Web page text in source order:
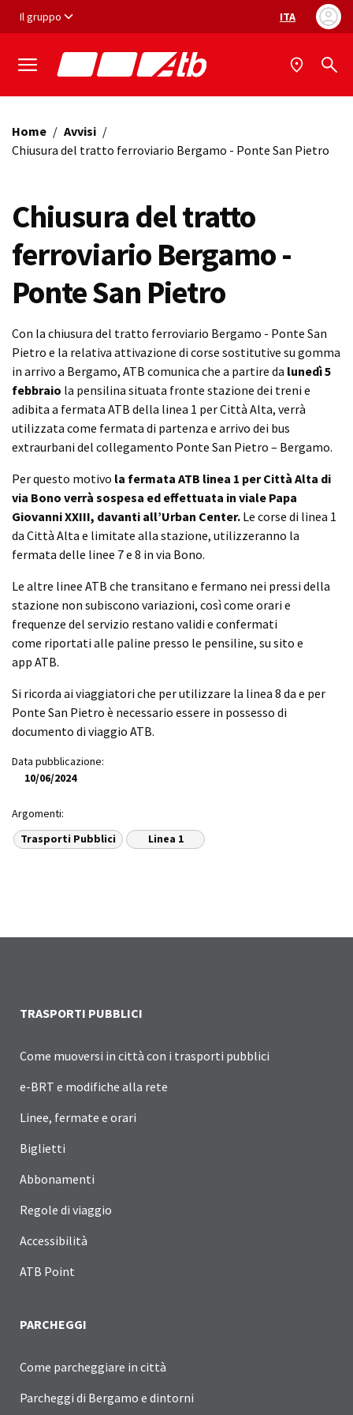
Vai ai contenuti
Vai al footer
Il gruppo Selezione
ITA
Home / Avvisi /
Chiusura del tratto ferroviario Bergamo - Ponte San Pietro
Chiusura del tratto
ferroviario Bergamo -
Ponte San Pietro
Con la chiusura del tratto ferroviario Bergamo - Ponte San
Pietro e la relativa attivazione di corse sostitutive su gomma
in arrivo a Bergamo, ATB comunica che a partire da lunedì 5
febbraio la pensilina situata fronte stazione dei treni e
adibita a fermata ATB della linea 1 per Città Alta, verrà
utilizzata come fermata di partenza e arrivo dei bus
extraurbani del collegamento Ponte San Pietro – Bergamo.
Per questo motivo la fermata ATB linea 1 per Città Alta di
via Bono verrà sospesa ed effettuata in viale Papa
Giovanni XXIII, davanti all’Urban Center. Le corse di linea 1
da Città Alta e limitate alla stazione, utilizzeranno la
fermata delle linee 7 e 8 in via Bono.
Le altre linee ATB che transitano e fermano nei pressi della
stazione non subiscono variazioni, così come orari e
frequenze del servizio restano validi e confermati
come riportati alle paline presso le pensiline, su sito e
app ATB.
Si ricorda ai viaggiatori che per utilizzare la linea 8 da e per
Ponte San Pietro è necessario essere in possesso di
documento di viaggio ATB.
Data pubblicazione:
10/06/2024
Argomenti:
Trasporti Pubblici
Linea 1
TRASPORTI PUBBLICI
Come muoversi in città con i trasporti pubblici
e-BRT e modifiche alla rete
Linee, fermate e orari
Biglietti
Abbonamenti
Regole di viaggio
Accessibilità
ATB Point
PARCHEGGI
Come parcheggiare in città
Parcheggi di Bergamo e dintorni